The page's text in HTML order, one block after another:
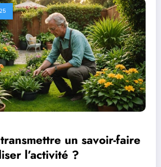
un savoir-faire
l’activité ?